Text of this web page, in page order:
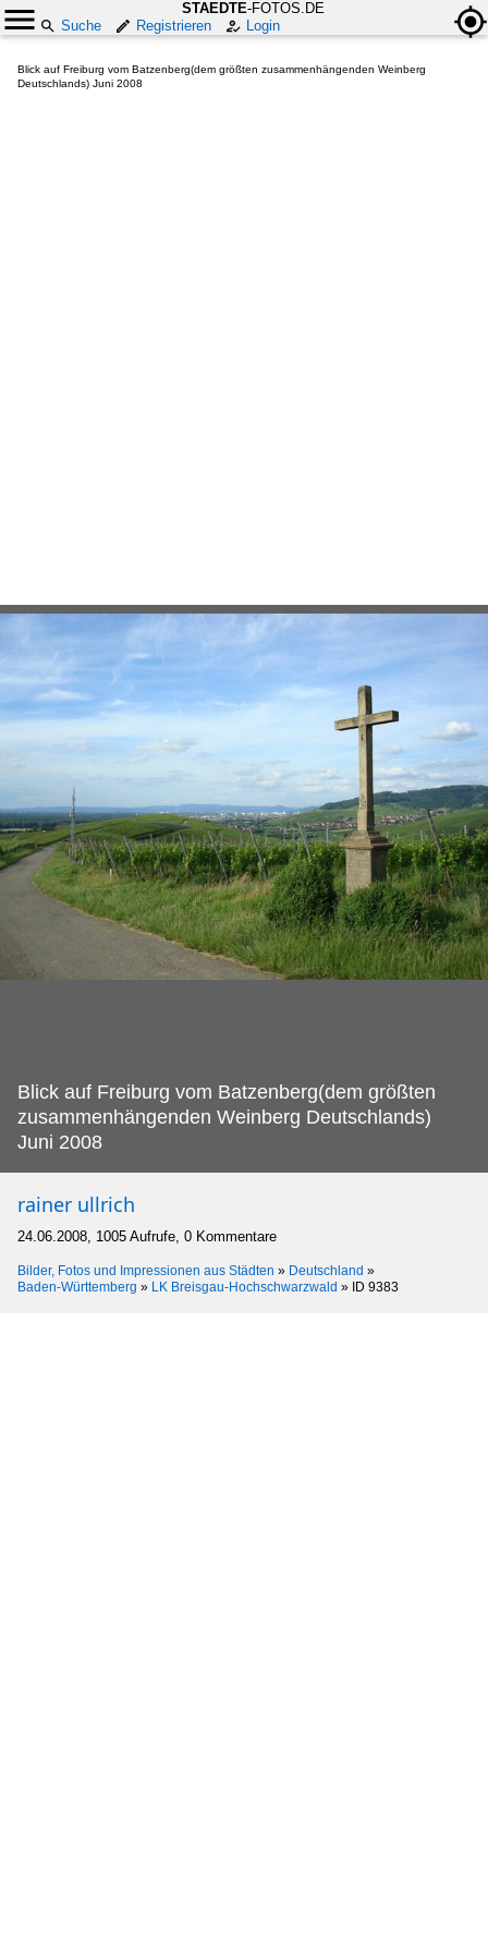
STAEDTE-FOTOS.DE
Suche
Registrieren Login
Blick auf Freiburg vom Batzenberg(dem größten zusammenhängenden Weinberg
Deutschlands) Juni 2008
Blick auf Freiburg vom Batzenberg(dem größten
zusammenhängenden Weinberg Deutschlands)
Juni 2008
rainer ullrich
24.06.2008, 1005 Aufrufe, 0 Kommentare
Bilder, Fotos und Impressionen aus Städten » Deutschland »
Baden-Württemberg » LK Breisgau-Hochschwarzwald » ID 9383